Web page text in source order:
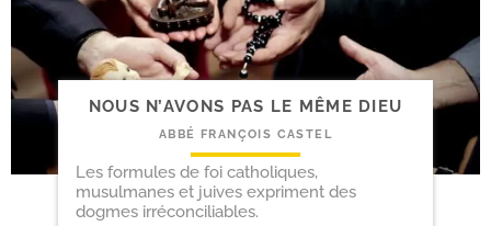
NOUS N’AVONS PAS LE MÊME DIEU
ABBÉ FRANÇOIS CASTEL
Les formules de foi catholiques,
musulmanes et juives expriment des
dogmes irréconciliables.